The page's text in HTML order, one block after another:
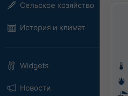
Сельское хозяйство
История и климат
Widgets
Новости